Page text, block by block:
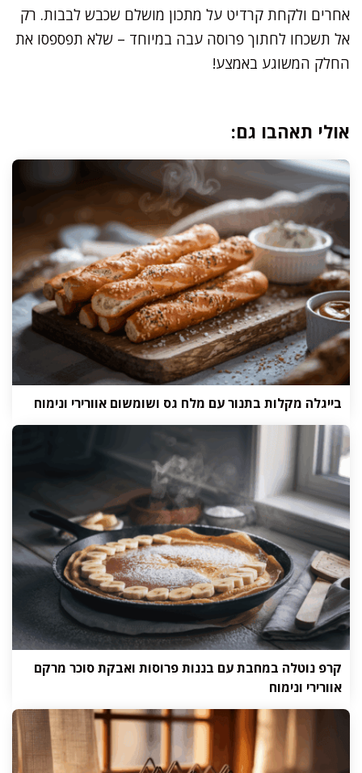
אחרים ולקחת קרדיט על מתכון מושלם שכבש לבבות. רק
אל תשכחו לחתוך פרוסה עבה במיוחד – שלא תפספסו את
החלק המשוגע באמצע!
אולי תאהבו גם:
בייגלה מקלות בתנור עם מלח גס ושומשום אוורירי ונימוח
קרפ נוטלה במחבת עם בננות פרוסות ואבקת סוכר מרקם
אוורירי ונימוח